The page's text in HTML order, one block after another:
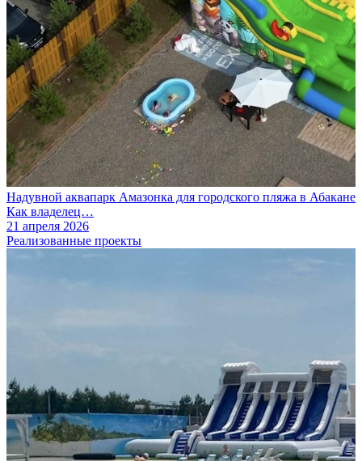
Надувной аквапарк Амазонка для городского пляжа в Абакане
Как владелец…
21 апреля 2026
Реализованные проекты